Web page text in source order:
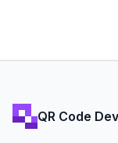
QR Code